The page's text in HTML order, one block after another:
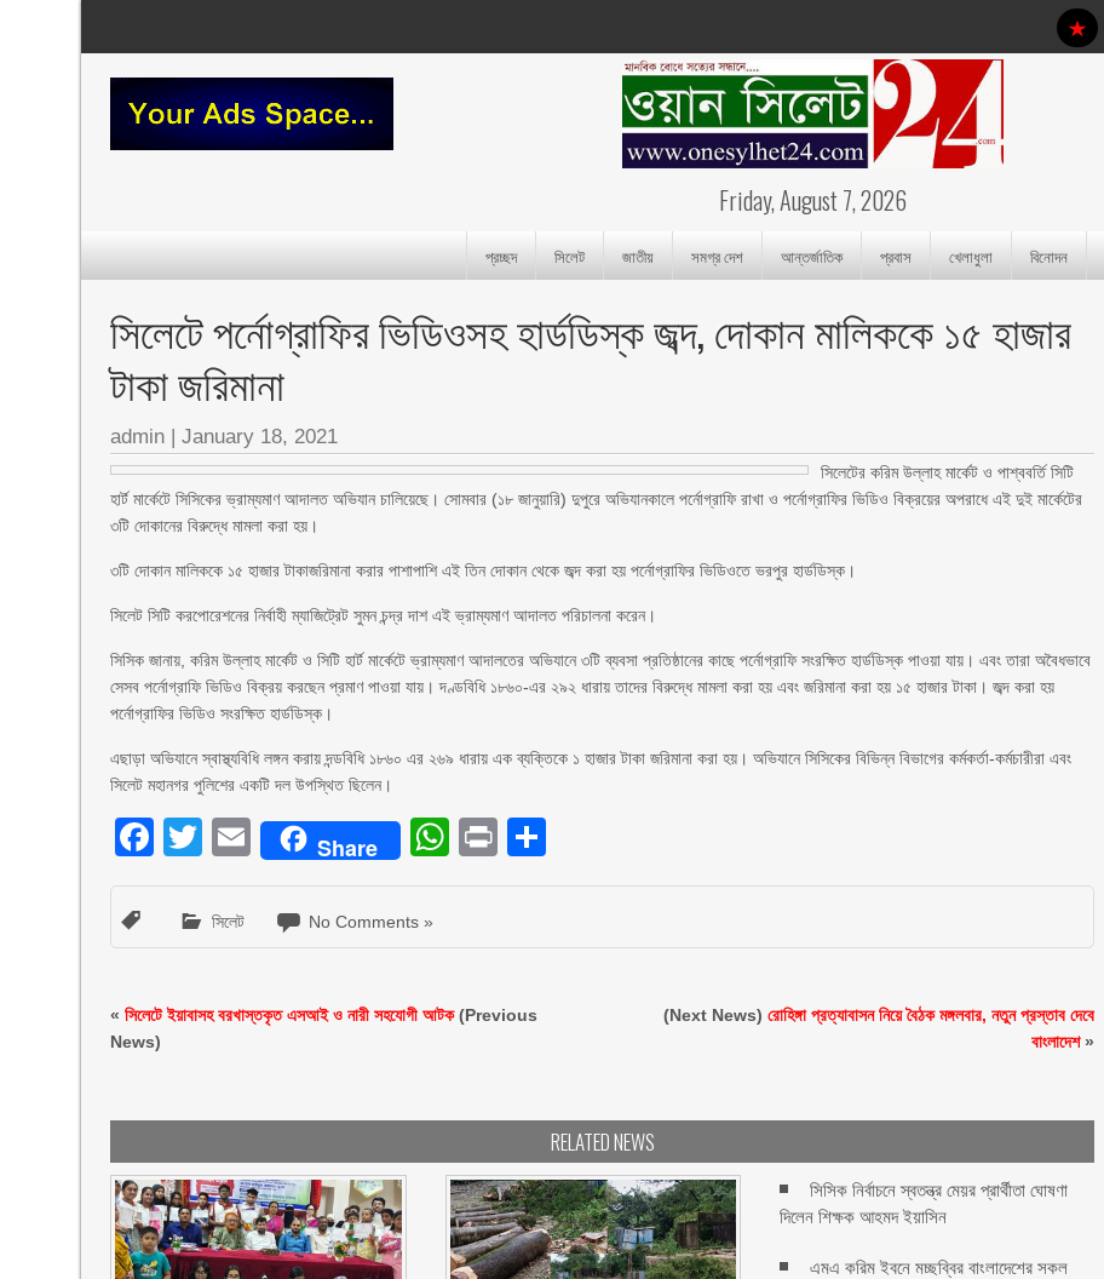
Friday, August 7, 2026
প্রচ্ছদ সিলেট জাতীয় সমগ্র দেশ আন্তর্জাতিক প্রবাস খেলাধুলা বিনোদন
সিলেটে পর্নোগ্রাফির ভিডিওসহ হার্ডডিস্ক জব্দ, দোকান মালিককে ১৫ হাজার
টাকা জরিমানা
admin |January 18, 2021
সিলেটের করিম উল্লাহ মার্কেট ও পাশ্ববর্তি সিটি
হার্ট মার্কেটে সিসিকের ভ্রাম্যমাণ আদালত অভিযান চালিয়েছে। সোমবার (১৮ জানুয়ারি) দুপুরে অভিযানকালে পর্নোগ্রাফি রাখা ও পর্নোগ্রাফির ভিডিও বিক্রয়ের অপরাধে এই দুই মার্কেটের
৩টি দোকানের বিরুদ্ধে মামলা করা হয়।
৩টি দোকান মালিককে ১৫ হাজার টাকাজরিমানা করার পাশাপাশি এই তিন দোকান থেকে জব্দ করা হয় পর্নোগ্রাফির ভিডিওতে ভরপুর হার্ডডিস্ক।
সিলেট সিটি করপোরেশনের নির্বাহী ম্যাজিট্রেট সুমন চন্দ্র দাশ এই ভ্রাম্যমাণ আদালত পরিচালনা করেন।
সিসিক জানায়, করিম উল্লাহ মার্কেট ও সিটি হার্ট মার্কেটে ভ্রাম্যমাণ আদালতের অভিযানে ৩টি ব্যবসা প্রতিষ্ঠানের কাছে পর্নোগ্রাফি সংরক্ষিত হার্ডডিস্ক পাওয়া যায়। এবং তারা অবৈধভাবে
সেসব পর্নোগ্রাফি ভিডিও বিক্রয় করছেন প্রমাণ পাওয়া যায়। দণ্ডবিধি ১৮৬০-এর ২৯২ ধারায় তাদের বিরুদ্ধে মামলা করা হয় এবং জরিমানা করা হয় ১৫ হাজার টাকা। জব্দ করা হয়
পর্নোগ্রাফির ভিডিও সংরক্ষিত হার্ডডিস্ক।
এছাড়া অভিযানে স্বাস্থ্যবিধি লঙ্গন করায় দন্ডবিধি ১৮৬০ এর ২৬৯ ধারায় এক ব্যক্তিকে ১ হাজার টাকা জরিমানা করা হয়। অভিযানে সিসিকের বিভিন্ন বিভাগের কর্মকর্তা-কর্মচারীরা এবং
সিলেট মহানগর পুলিশের একটি দল উপস্থিত ছিলেন।
Facebook
Twitter
EmailShare WhatsApp
Print
সিলেট No Comments »
«সিলেটে ইয়াবাসহ বরখাস্তকৃত এসআই ও নারী সহযোগী আটক(Previous
News)
(Next News)রোহিঙ্গা প্রত্যাবাসন নিয়ে বৈঠক মঙ্গলবার, নতুন প্রস্তাব দেবে
বাংলাদেশ»
RELATED NEWS
সিসিক নির্বাচনে স্বতন্ত্র মেয়র প্রার্থীতা ঘোষণা
দিলেন শিক্ষক আহমদ ইয়াসিন
এমএ করিম ইবনে মচ্ছব্বির বাংলাদেশের সকল